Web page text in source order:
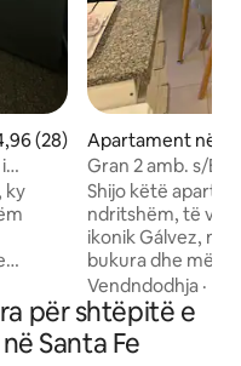
mesatar 4,96 nga 5,
(28)
ky
me wifi,
Apartament në
Gran 2 amb. s/
Garazh opsional
Shijo këtë
ndritshëm, të
ikonik Gálvez, një
bukura dhe më të
Hapa nga ura e
Ideale për të
dhe natës, me
një mjedis të
Vendndodhja ·
për shtëpitë e
Santa Fe